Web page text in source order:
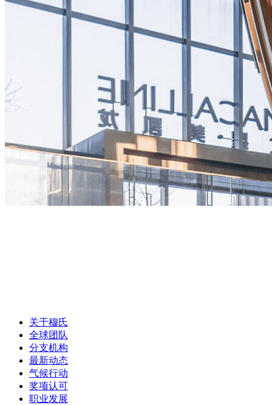
关于穆氏
全球团队
分支机构
最新动态
气候行动
奖项认可
职业发展